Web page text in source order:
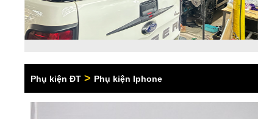
Phụ kiện ĐT > Phụ kiện Iphone